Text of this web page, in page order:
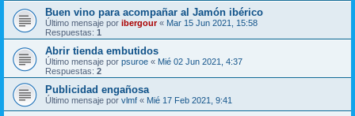
Buen vino para acompañar al Jamón ibérico
Último mensaje por ibergour« Mar 15 Jun 2021, 15:58
Respuestas: 1
Abrir tienda embutidos
Último mensaje por psuroe « Mié 02 Jun 2021, 4:37
Respuestas: 2
Publicidad engañosa
Último mensaje por vlmf « Mié 17 Feb 2021, 9:41